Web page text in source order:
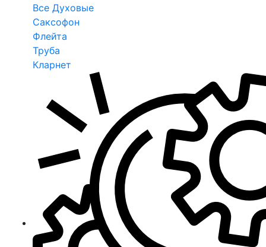
Все Духовые
Саксофон
Флейта
Труба
Кларнет